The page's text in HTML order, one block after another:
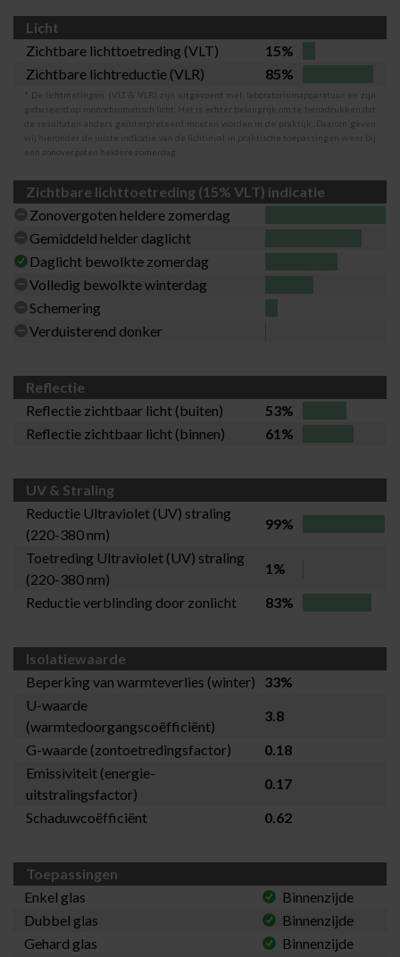
Licht
Zichtbare lichttoetreding (VLT)
15%
Zichtbare lichtreductie (VLR)
85%
* De lichtmetingen (VLT & VLR) zijn uitgevoerd met laboratoriumapparatuur en zijn
gebaseerd op monochromatisch licht. Het is echter belangrijk om te benadrukken dat
de resultaten anders geïnterpreteerd moeten worden in de praktijk. Daarom geven
wij hieronder de juiste indicatie van de lichtinval in praktische toepassingen weer bij
een zonovergoten heldere zomerdag.
Zichtbare lichttoetreding (15% VLT) indicatie
Zonovergoten heldere zomerdag
Gemiddeld helder daglicht
Daglicht bewolkte zomerdag
Volledig bewolkte winterdag
Schemering
Verduisterend donker
Reflectie
Reflectie zichtbaar licht (buiten)
53%
Reflectie zichtbaar licht (binnen)
61%
UV & Straling
Reductie Ultraviolet (UV) straling
(220-380 nm)
99%
Toetreding Ultraviolet (UV) straling
(220-380 nm)
1%
Reductie verblinding door zonlicht
83%
Isolatiewaarde
Beperking van warmteverlies (winter)
33%
U-waarde
(warmtedoorgangscoëfficiënt)
3.8
G-waarde (zontoetredingsfactor)
0.18
Emissiviteit (energie-
uitstralingsfactor)
0.17
Schaduwcoëfficiënt
0.62
Toepassingen
Enkel glas
Binnenzijde
Dubbel glas
Binnenzijde
Gehard glas
Binnenzijde